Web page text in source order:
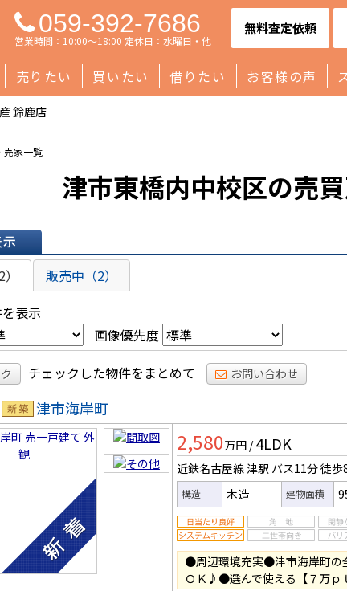
059-392-7686
営業時間：10:00～18:00 定休日：水曜日・他
無料査定依頼
売りたい 買いたい 借りたい お客様の声
鈴鹿店
売家一覧
津市東橋内中校区の売
販売中（2）
表示
画像優先度
チェックした物件をまとめて お問い合わせ
新築
津市海岸町
2,580万円 / 4LDK
近鉄名古屋線 津駅 バス11分徒歩
構造 木造 建物面積
●周辺環境充実●津市海岸町
ＯＫ♪●選んで使える【７万ｐ